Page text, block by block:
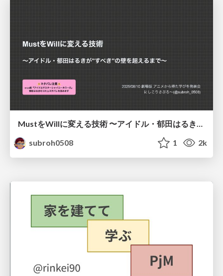
MustをWillに変える技術 〜アイドル・郁田はるきが"すべき"の壁を超えるまで〜
subroh0508
1 2k